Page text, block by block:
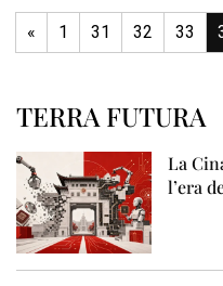
« 1 31 32 33
TERRA FUTURA
La
l’era